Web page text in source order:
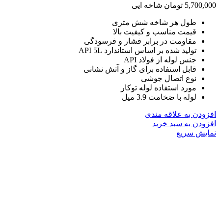
5,700,000 تومان شاخه ایی
طول هر شاخه شش متری
قیمت مناسب و کیفیت بالا
مقاومت در برابر فشار و فرسودگی
تولید شده بر اساس استاندارد API 5L
جنس لوله از فولاد API
قابل استفاده برای گاز و آتش نشانی
نوع اتصال جوشی
مورد استفاده لوله توکار
لوله با ضخامت 3.9 میل
افزودن به علاقه مندی
افزودن به سبد خرید
نمایش سریع